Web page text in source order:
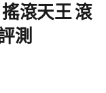
滾天王 滾
測